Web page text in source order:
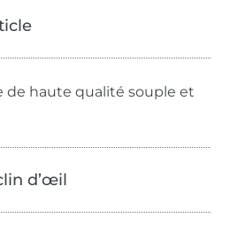
de haute qualité souple et
d’œil